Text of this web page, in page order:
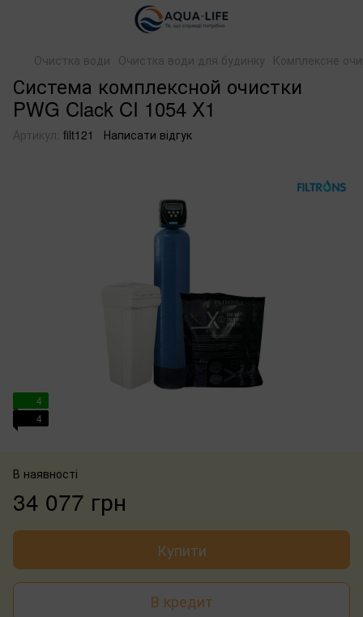
Очистка води Очистка води для будинку Комплексне
Система комплексной очистки
PWG Clack CI 1054 X1
Артикул: filt121 Написати відгук
4
4
В наявності
34 077 грн
Купити
В кредит